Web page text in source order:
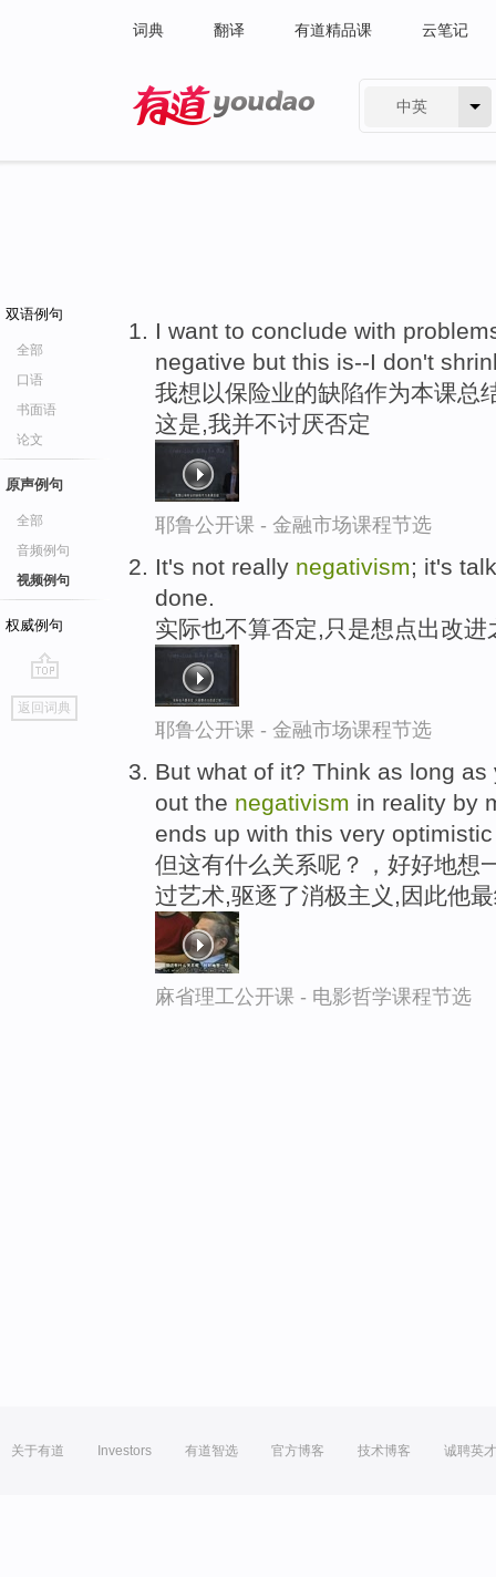
词典 翻译 有道精品课 云笔记
中英
双语例句
全部
口语
书面语
论文
原声例句
全部
音频例句
视频例句
权威例句
go
top
返回词典
I want to conclude with
negative but this is--I don't
我想以保险业的缺陷作为本课总
这是,我并不讨厌否定
耶鲁公开课 - 金融市场课程节选
It's not really negativism; it's
done.
实际也不算否定,只是想点出改进
耶鲁公开课 - 金融市场课程节选
But what of it? Think as long
out the negativism in reality by
ends up with this very
但这有什么关系呢？，好好地想
过艺术,驱逐了消极主义,因此他
麻省理工公开课 - 电影哲学课程节选
关于有道 Investors 有道智选 官方博客 技术博客 诚聘英才